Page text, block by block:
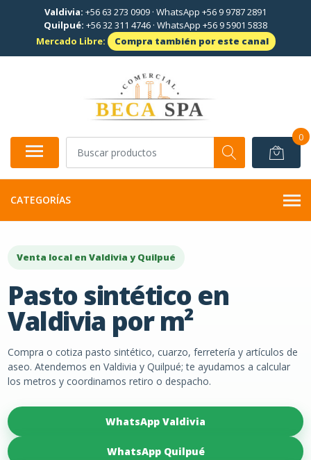
Valdivia: +56 63 273 0909 · WhatsApp +56 9 9787 2891
Quilpué: +56 32 311 4746 · WhatsApp +56 9 5901 5838
Mercado Libre:
Compra también por este canal
0
CATEGORÍAS
Venta local en Valdivia y Quilpué
Pasto sintético en
Valdivia por m²
Compra o cotiza pasto sintético, cuarzo, ferretería y artículos de
aseo. Atendemos en Valdivia y Quilpué; te ayudamos a calcular
los metros y coordinamos retiro o despacho.
WhatsApp Valdivia
WhatsApp Quilpué